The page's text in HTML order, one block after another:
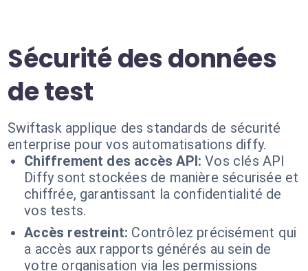
Sécurité des données
de test
Swiftask applique des standards de sécurité
enterprise pour vos automatisations diffy.
Chiffrement des accès API: Vos clés API
Diffy sont stockées de manière sécurisée et
chiffrée, garantissant la confidentialité de
vos tests.
Accès restreint: Contrôlez précisément qui
a accès aux rapports générés au sein de
votre organisation via les permissions